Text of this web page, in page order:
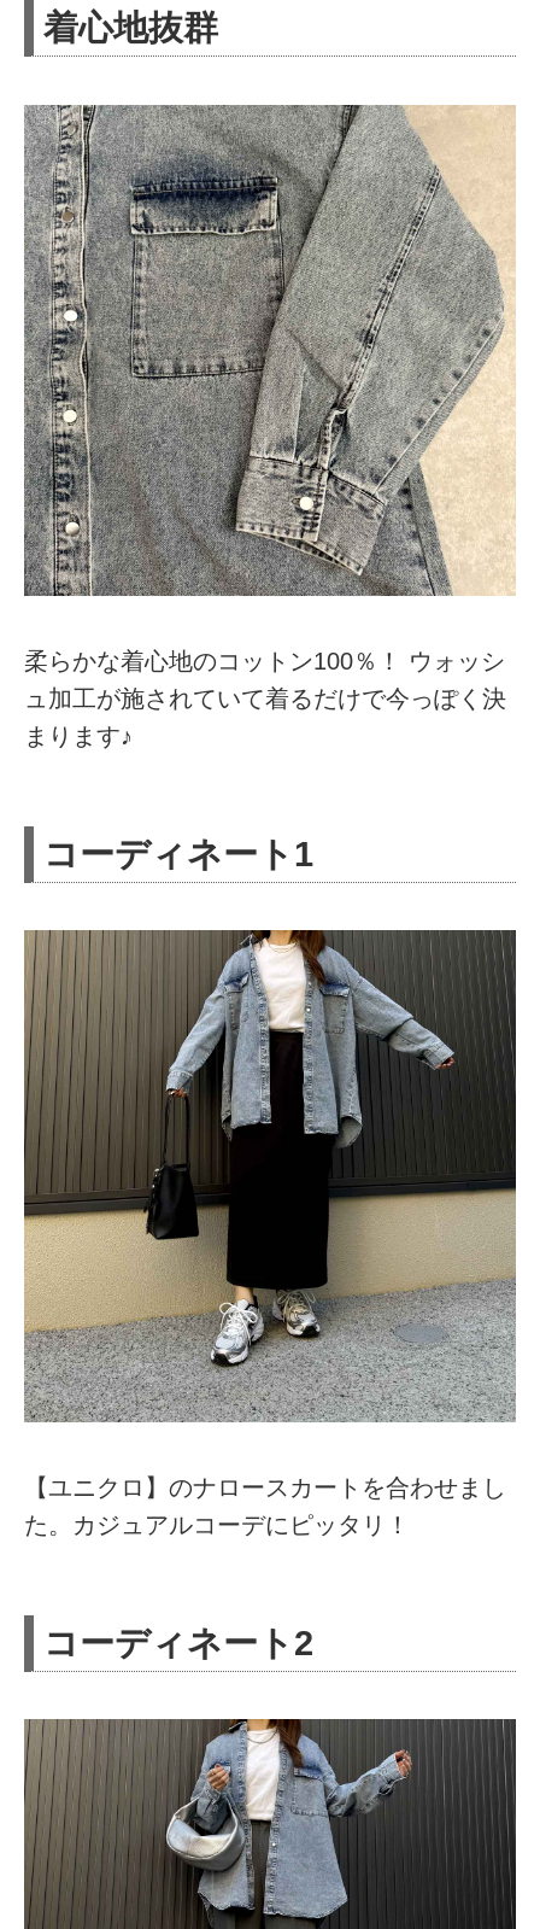
着心地抜群
柔らかな着心地のコットン100％！ ウォッシ
ュ加工が施されていて着るだけで今っぽく決
まります♪
コーディネート1
【ユニクロ】のナロースカートを合わせまし
た。カジュアルコーデにピッタリ！
コーディネート2